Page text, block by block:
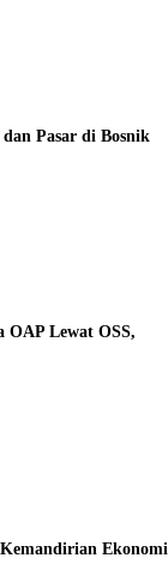
Pasar di Bosnik
OAP Lewat OSS,
Ekonomi